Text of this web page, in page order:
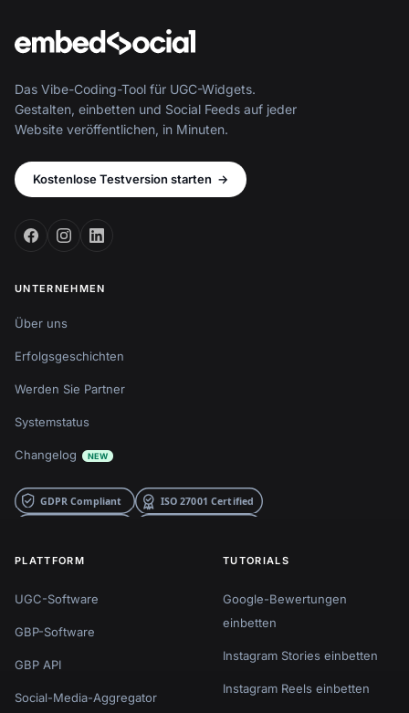
Das Vibe-Coding-Tool für UGC-Widgets.
Gestalten, einbetten und Social Feeds auf jeder
Website veröffentlichen, in Minuten.
Kostenlose Testversion starten →
UNTERNEHMEN
Über uns
Erfolgsgeschichten
Werden Sie Partner
Systemstatus
Changelog NEW
PLATTFORM
UGC-Software
GBP-Software
GBP API
Social-Media-Aggregator
TUTORIALS
Google-Bewertungen
einbetten
Instagram Stories einbetten
Instagram Reels einbetten